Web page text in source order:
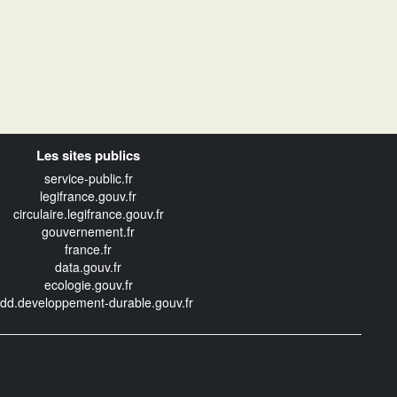
Les sites publics
service-public.fr
legifrance.gouv.fr
circulaire.legifrance.gouv.fr
gouvernement.fr
france.fr
data.gouv.fr
ecologie.gouv.fr
durable.gouv.fr